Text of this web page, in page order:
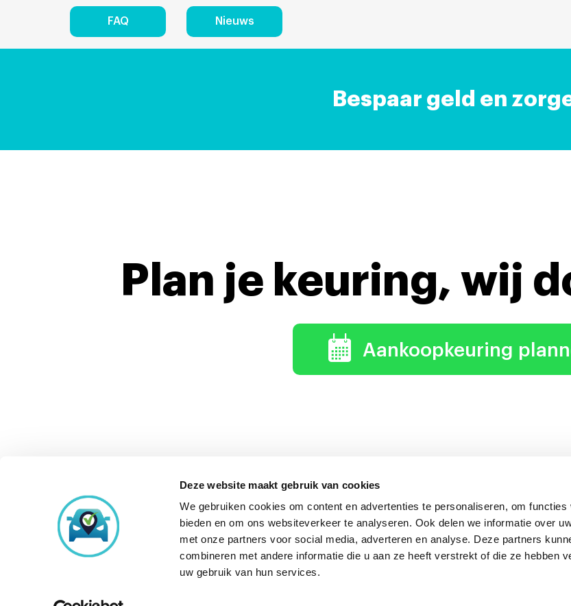
Deze website maakt gebruik van cookies
We gebruiken cookies om content en advertenties te personaliseren, om
bieden en om ons websiteverkeer te analyseren. Ook delen we informatie over
met onze partners voor social media, adverteren en analyse. Deze partners
combineren met andere informatie die u aan ze heeft verstrekt of die ze hebben
uw gebruik van hun services.
FAQ Nieuws
Bespaar geld en
Plan je keuring, wij
Aankoopkeuring
Onze aankoopkeuring verdient zich